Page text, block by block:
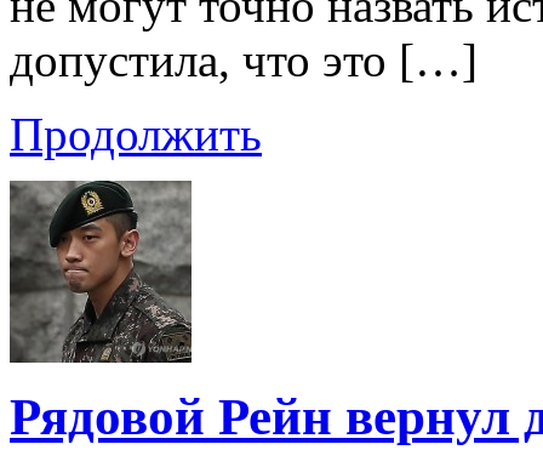
допустила, что это […]
Продолжить
Рядовой Рейн вернул